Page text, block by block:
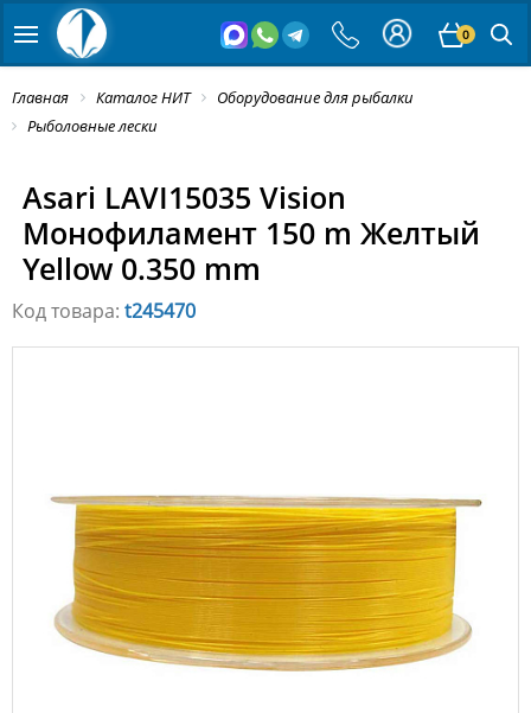
0
Главная Каталог НИТ
Оборудование для рыбалки
Рыболовные лески
Asari LAVI15035 Vision
Монофиламент 150 m Желтый
Yellow 0.350 mm
Код товара: t245470